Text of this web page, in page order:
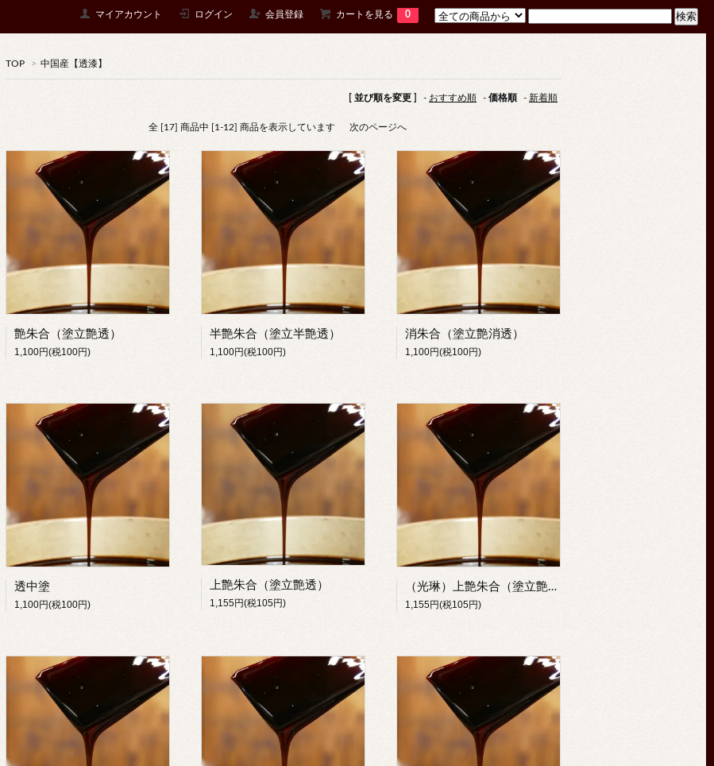
マイアカウント ログイン 会員登録 カートを見る 0
TOP > 中国産【透漆】
[ 並び順を変更 ] - おすすめ順 - 価格順 - 新着順
全 [17] 商品中 [1-12] 商品を表示しています 次のページへ
艶朱合（塗立艶透）
1,100円(税100円)
半艶朱合（塗立半艶透）
1,100円(税100円)
消朱合（塗立艶消透）
1,100円(税100円)
透中塗
1,100円(税100円)
上艶朱合（塗立艶透）
1,155円(税105円)
（光琳）上艶朱合（塗立艶透）
1,155円(税105円)